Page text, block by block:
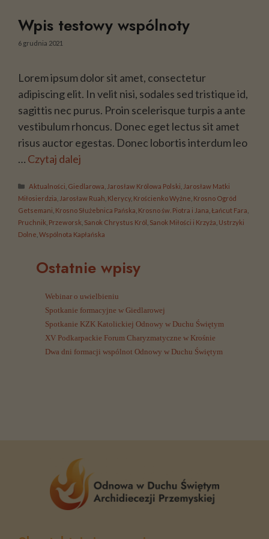
Wpis testowy wspólnoty
6 grudnia 2021
Lorem ipsum dolor sit amet, consectetur
adipiscing elit. In velit nisi, sodales sed tristique id,
sagittis nec purus. Proin scelerisque turpis a ante
vestibulum rhoncus. Donec eget lectus sit amet
risus auctor egestas. Donec lobortis interdum leo
… Czytaj dalej
Kategorie
Aktualności Giedlarowa Jarosław Królowa Polski Jarosław Matki
Miłosierdzia Jarosław Ruah Klerycy, Krościenko Wyżne Krosno Ogród
Getsemani Krosno Służebnica Pańska Krosno św. Piotra i Jana Łańcut Fara
Pruchnik Przeworsk Sanok Chrystus Król Sanok Miłości i Krzyża Ustrzyki
Dolne Wspólnota Kapłańska
Ostatnie wpisy
Webinar o uwielbieniu
Spotkanie formacyjne w Giedlarowej
Spotkanie KZK Katolickiej Odnowy w Duchu Świętym
XV Podkarpackie Forum Charyzmatyczne w Krośnie
Dwa dni formacji wspólnot Odnowy w Duchu Świętym